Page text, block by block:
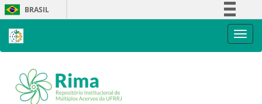
Skip
navigation
BRASIL